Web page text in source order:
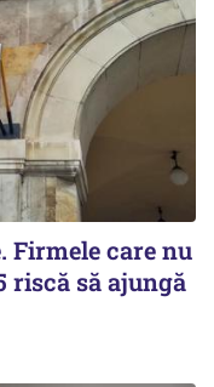
Firmele care nu
riscă să ajungă